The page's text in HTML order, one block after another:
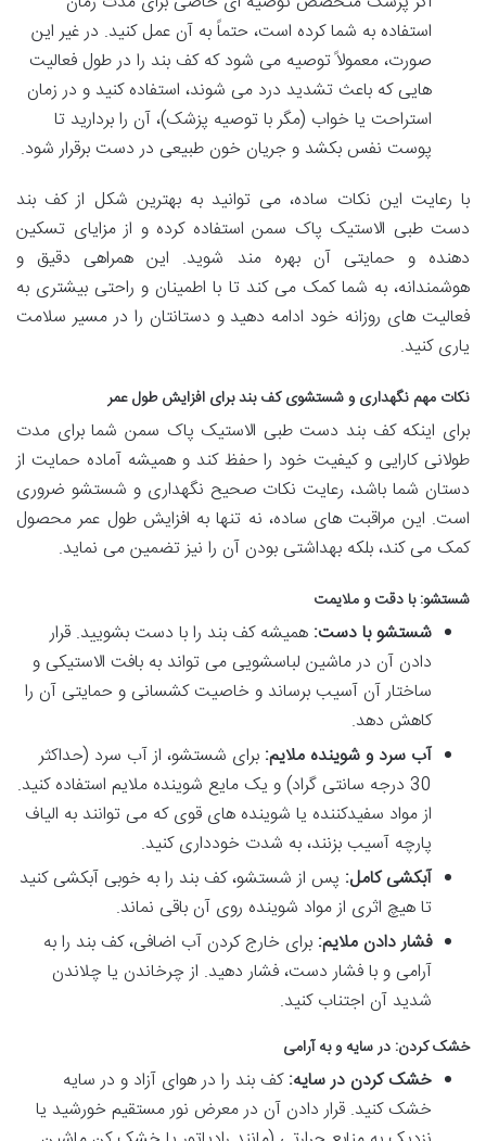
استفاده به شما کرده است، حتماً به آن عمل کنید. در غیر این
صورت، معمولاً توصیه می شود که کف بند را در طول فعالیت
هایی که باعث تشدید درد می شوند، استفاده کنید و در زمان
استراحت یا خواب (مگر با توصیه پزشک)، آن را بردارید تا
پوست نفس بکشد و جریان خون طبیعی در دست برقرار شود.
با رعایت این نکات ساده، می توانید به بهترین شکل از کف بند
دست طبی الاستیک پاک سمن استفاده کرده و از مزایای تسکین
دهنده و حمایتی آن بهره مند شوید. این همراهی دقیق و
هوشمندانه، به شما کمک می کند تا با اطمینان و راحتی بیشتری به
فعالیت های روزانه خود ادامه دهید و دستانتان را در مسیر سلامت
یاری کنید.
نکات مهم نگهداری و شستشوی کف بند برای افزایش طول عمر
برای اینکه کف بند دست طبی الاستیک پاک سمن شما برای مدت
طولانی کارایی و کیفیت خود را حفظ کند و همیشه آماده حمایت از
دستان شما باشد، رعایت نکات صحیح نگهداری و شستشو ضروری
است. این مراقبت های ساده، نه تنها به افزایش طول عمر محصول
کمک می کند، بلکه بهداشتی بودن آن را نیز تضمین می نماید.
شستشو: با دقت و ملایمت
شستشو با دست: همیشه کف بند را با دست بشویید. قرار
دادن آن در ماشین لباسشویی می تواند به بافت الاستیکی و
ساختار آن آسیب برساند و خاصیت کشسانی و حمایتی آن را
کاهش دهد.
آب سرد و شوینده ملایم: برای شستشو، از آب سرد (حداکثر
30 درجه سانتی گراد) و یک مایع شوینده ملایم استفاده کنید.
از مواد سفیدکننده یا شوینده های قوی که می توانند به الیاف
پارچه آسیب بزنند، به شدت خودداری کنید.
آبکشی کامل: پس از شستشو، کف بند را به خوبی آبکشی کنید
تا هیچ اثری از مواد شوینده روی آن باقی نماند.
فشار دادن ملایم: برای خارج کردن آب اضافی، کف بند را به
آرامی و با فشار دست، فشار دهید. از چرخاندن یا چلاندن
شدید آن اجتناب کنید.
خشک کردن: در سایه و به آرامی
خشک کردن در سایه:کف بند را در هوای آزاد و در سایه
خشک کنید. قرار دادن آن در معرض نور مستقیم خورشید یا